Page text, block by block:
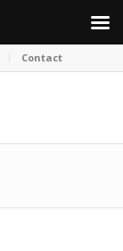
Contact